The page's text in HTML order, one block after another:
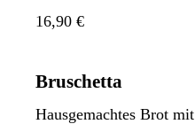
16,90 €
Bruschetta
Hausgemachtes Brot mit